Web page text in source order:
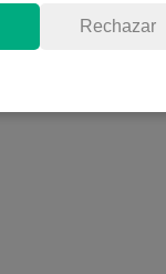
Rechazar